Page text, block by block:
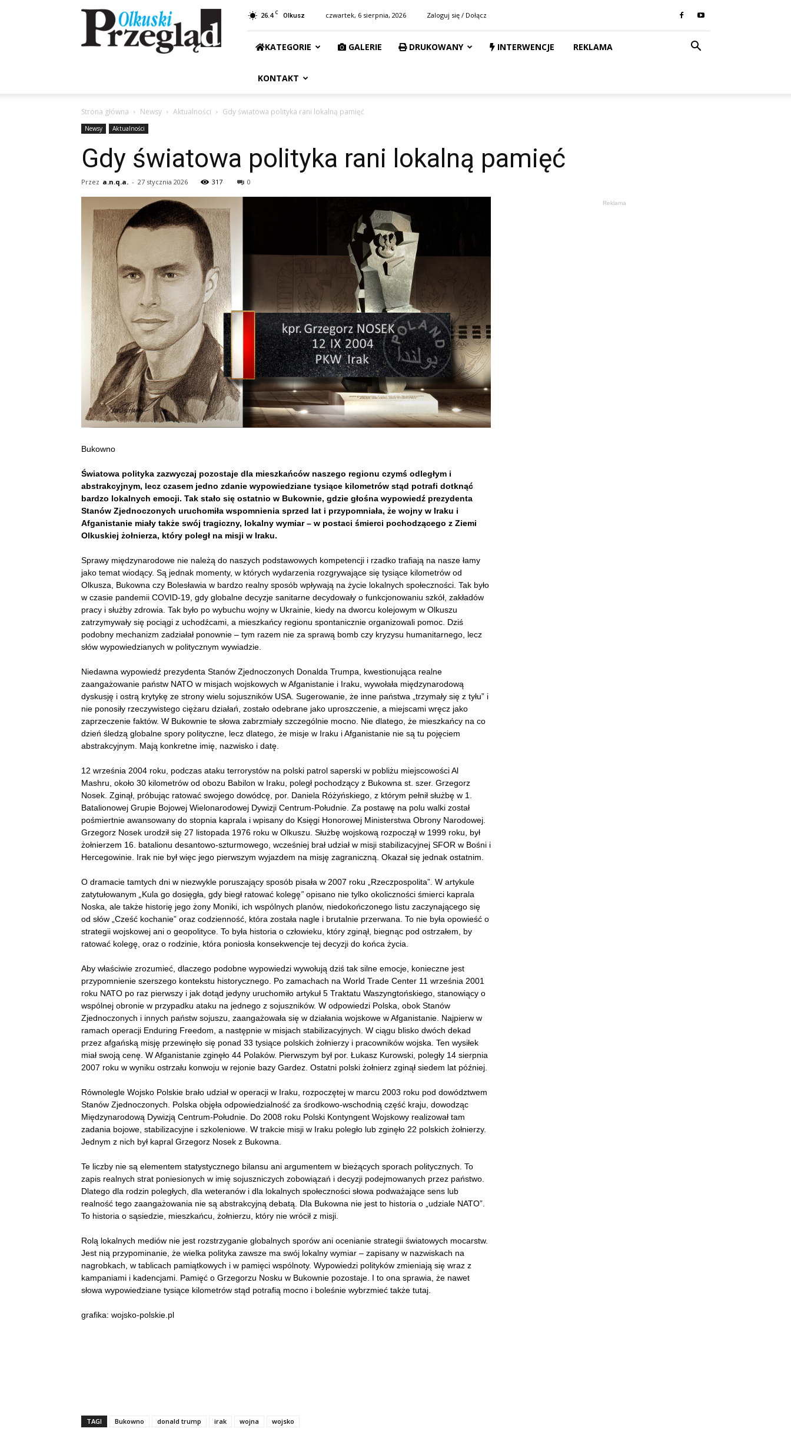
Przegląd
Olkuski
26.4 C Olkusz czwartek, 6 sierpnia, 2026 Zaloguj się / Dołącz
KATEGORIE GALERIE DRUKOWANY INTERWENCJE REKLAMA
KONTAKT
Strona główna Newsy Aktualności Gdy światowa polityka rani lokalną pamięć
Newsy Aktualności
Gdy światowa polityka rani lokalną pamięć
Przez a.n.q.a. - 27 stycznia 2026 317 0
Bukowno
Światowa polityka zazwyczaj pozostaje dla mieszkańców naszego regionu czymś odległym i
abstrakcyjnym, lecz czasem jedno zdanie wypowiedziane tysiące kilometrów stąd potrafi dotknąć
bardzo lokalnych emocji. Tak stało się ostatnio w Bukownie, gdzie głośna wypowiedź prezydenta
Stanów Zjednoczonych uruchomiła wspomnienia sprzed lat i przypomniała, że wojny w Iraku i
Afganistanie miały także swój tragiczny, lokalny wymiar – w postaci śmierci pochodzącego z Ziemi
Olkuskiej żołnierza, który poległ na misji w Iraku.
Sprawy międzynarodowe nie należą do naszych podstawowych kompetencji i rzadko trafiają na nasze łamy
jako temat wiodący. Są jednak momenty, w których wydarzenia rozgrywające się tysiące kilometrów od
Olkusza, Bukowna czy Bolesławia w bardzo realny sposób wpływają na życie lokalnych społeczności. Tak było
w czasie pandemii COVID-19, gdy globalne decyzje sanitarne decydowały o funkcjonowaniu szkół, zakładów
pracy i służby zdrowia. Tak było po wybuchu wojny w Ukrainie, kiedy na dworcu kolejowym w Olkuszu
zatrzymywały się pociągi z uchodźcami, a mieszkańcy regionu spontanicznie organizowali pomoc. Dziś
podobny mechanizm zadziałał ponownie – tym razem nie za sprawą bomb czy kryzysu humanitarnego, lecz
słów wypowiedzianych w politycznym wywiadzie.
Niedawna wypowiedź prezydenta Stanów Zjednoczonych Donalda Trumpa, kwestionująca realne
zaangażowanie państw NATO w misjach wojskowych w Afganistanie i Iraku, wywołała międzynarodową
dyskusję i ostrą krytykę ze strony wielu sojuszników USA. Sugerowanie, że inne państwa „trzymały się z tyłu” i
nie ponosiły rzeczywistego ciężaru działań, zostało odebrane jako uproszczenie, a miejscami wręcz jako
zaprzeczenie faktów. W Bukownie te słowa zabrzmiały szczególnie mocno. Nie dlatego, że mieszkańcy na co
dzień śledzą globalne spory polityczne, lecz dlatego, że misje w Iraku i Afganistanie nie są tu pojęciem
abstrakcyjnym. Mają konkretne imię, nazwisko i datę.
12 września 2004 roku, podczas ataku terrorystów na polski patrol saperski w pobliżu miejscowości Al
Mashru, około 30 kilometrów od obozu Babilon w Iraku, poległ pochodzący z Bukowna st. szer. Grzegorz
Nosek. Zginął, próbując ratować swojego dowódcę, por. Daniela Różyńskiego, z którym pełnił służbę w 1.
Batalionowej Grupie Bojowej Wielonarodowej Dywizji Centrum-Południe. Za postawę na polu walki został
pośmiertnie awansowany do stopnia kaprala i wpisany do Księgi Honorowej Ministerstwa Obrony Narodowej.
Grzegorz Nosek urodził się 27 listopada 1976 roku w Olkuszu. Służbę wojskową rozpoczął w 1999 roku, był
żołnierzem 16. batalionu desantowo-szturmowego, wcześniej brał udział w misji stabilizacyjnej SFOR w Bośni i
Hercegowinie. Irak nie był więc jego pierwszym wyjazdem na misję zagraniczną. Okazał się jednak ostatnim.
O dramacie tamtych dni w niezwykle poruszający sposób pisała w 2007 roku „Rzeczpospolita”. W artykule
zatytułowanym
Kula go dosięgła, gdy biegł ratować kolegę” opisano nie tylko okoliczności śmierci kaprala
Noska, ale także historię jego żony Moniki, ich wspólnych planów, niedokończonego listu zaczynającego się
od słów „Cześć kochanie” oraz codzienność, która została nagle i brutalnie przerwana. To nie była opowieść o
strategii wojskowej ani o geopolityce. To była historia o człowieku, który zginął, biegnąc pod ostrzałem, by
ratować kolegę, oraz o rodzinie, która poniosła konsekwencje tej decyzji do końca życia.
Aby właściwie zrozumieć, dlaczego podobne wypowiedzi wywołują dziś tak silne emocje, konieczne jest
przypomnienie szerszego kontekstu historycznego. Po zamachach na World Trade Center 11 września 2001
roku NATO po raz pierwszy i jak dotąd jedyny uruchomiło artykuł 5 Traktatu Waszyngtońskiego, stanowiący o
wspólnej obronie w przypadku ataku na jednego z sojuszników. W odpowiedzi Polska, obok Stanów
Zjednoczonych i innych państw sojuszu, zaangażowała się w działania wojskowe w Afganistanie. Najpierw w
ramach operacji Enduring Freedom, a następnie w misjach stabilizacyjnych. W ciągu blisko dwóch dekad
przez afgańską misję przewinęło się ponad 33 tysiące polskich żołnierzy i pracowników wojska. Ten wysiłek
miał swoją cenę. W Afganistanie zginęło 44 Polaków. Pierwszym był por. Łukasz Kurowski, poległy 14 sierpnia
2007 roku w wyniku ostrzału konwoju w rejonie bazy Gardez. Ostatni polski żołnierz zginął siedem lat później.
Równolegle Wojsko Polskie brało udział w operacji w Iraku, rozpoczętej w marcu 2003 roku pod dowództwem
Stanów Zjednoczonych. Polska objęła odpowiedzialność za środkowo-wschodnią część kraju, dowodząc
Międzynarodową Dywizją Centrum-Południe. Do 2008 roku Polski Kontyngent Wojskowy realizował tam
zadania bojowe, stabilizacyjne i szkoleniowe. W trakcie misji w Iraku poległo lub zginęło 22 polskich żołnierzy.
Jednym z nich był kapral Grzegorz Nosek z Bukowna.
Te liczby nie są elementem statystycznego bilansu ani argumentem w bieżących sporach politycznych. To
zapis realnych strat poniesionych w imię sojuszniczych zobowiązań i decyzji podejmowanych przez państwo.
Dlatego dla rodzin poległych, dla weteranów i dla lokalnych społeczności słowa podważające sens lub
realność tego zaangażowania nie są abstrakcyjną debatą. Dla Bukowna nie jest to historia o „udziale NATO”.
To historia o sąsiedzie, mieszkańcu, żołnierzu, który nie wrócił z misji.
Rolą lokalnych mediów nie jest rozstrzyganie globalnych sporów ani ocenianie strategii światowych mocarstw.
Jest nią przypominanie, że wielka polityka zawsze ma swój lokalny wymiar – zapisany w nazwiskach na
nagrobkach, w tablicach pamiątkowych i w pamięci wspólnoty. Wypowiedzi polityków zmieniają się wraz z
kampaniami i kadencjami. Pamięć o Grzegorzu Nosku w Bukownie pozostaje. I to ona sprawia, że nawet
słowa wypowiedziane tysiące kilometrów stąd potrafią mocno i boleśnie wybrzmieć także tutaj.
grafika: wojsko-polskie.pl
TAGI Bukowno donald trump irak wojna wojsko
Reklama